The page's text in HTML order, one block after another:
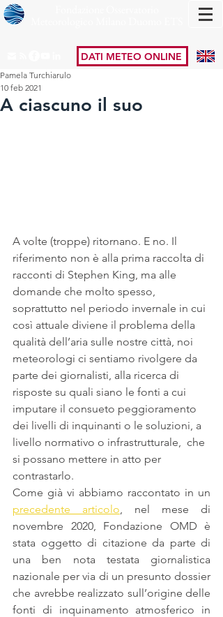
DATI METEO ONLINE
A ciascuno il suo
Pamela Turchiarulo
10 feb 2021
A volte (troppe) ritornano. E no. Il
riferimento non è alla prima raccolta di
racconti di Stephen King, ma alle
domande che molto spesso,
soprattutto nel periodo invernale in cui
così attuale diviene il problema della
qualità dell’aria sulle nostre città, noi
meteorologi ci sentiamo rivolgere da
parte dei giornalisti, alla ricerca di
risposte su quali siano le fonti a cui
imputare il consueto peggioramento
dei livelli di inquinanti o le soluzioni, a
livello normativo o infrastrutturale,  che
si possano mettere in atto per
contrastarlo.
precedente articolo , nel mese di
novembre 2020, Fondazione OMD è
stata oggetto di citazione da parte di
una ben nota testata giornalistica
nazionale per via di un presunto dossier
che avrebbe realizzato sull’origine delle
fonti di inquinamento atmosferico in